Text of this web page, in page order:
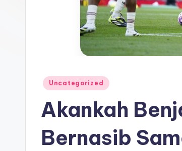
Posted
Uncategorized
Akankah
Bernasib